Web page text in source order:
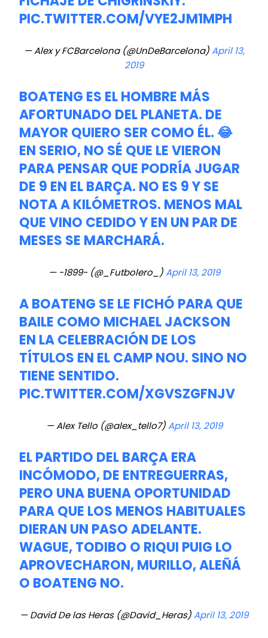
PIC.TWITTER.COM/VYE2JM1MPH
— Alex y FCBarcelona (@UnDeBarcelona)April 13,
2019
BOATENG ES EL HOMBRE MÁS
AFORTUNADO DEL PLANETA. DE
MAYOR QUIERO SER COMO ÉL. 😂
EN SERIO, NO SÉ QUE LE VIERON
PARA PENSAR QUE PODRÍA JUGAR
DE 9 EN EL BARÇA. NO ES 9 Y SE
NOTA A KILÓMETROS. MENOS MAL
QUE VINO CEDIDO Y EN UN PAR DE
MESES SE MARCHARÁ.
— -1899- (@_Futbolero_)April 13, 2019
A BOATENG SE LE FICHÓ PARA QUE
BAILE COMO MICHAEL JACKSON
EN LA CELEBRACIÓN DE LOS
TÍTULOS EN EL CAMP NOU. SINO NO
TIENE SENTIDO.
PIC.TWITTER.COM/XGVSZGFNJV
— Alex Tello (@alex_tello7)April 13, 2019
EL PARTIDO DEL BARÇA ERA
INCÓMODO, DE ENTREGUERRAS,
PERO UNA BUENA OPORTUNIDAD
PARA QUE LOS MENOS HABITUALES
DIERAN UN PASO ADELANTE.
WAGUE, TODIBO O RIQUI PUIG LO
APROVECHARON, MURILLO, ALEÑÁ
O BOATENG NO.
— David De las Heras (@David_Heras)April 13, 2019